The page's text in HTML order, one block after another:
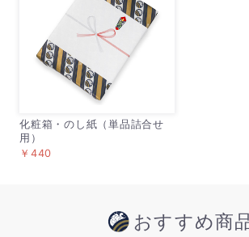
化粧箱・のし紙（単品詰合せ
用）
￥440
おすすめ商